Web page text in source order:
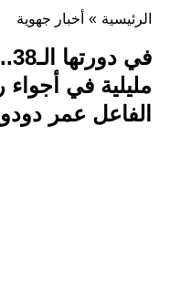
الرئيسية » أخبار جهوية
مليلية في أجواء
الفاعل عمر